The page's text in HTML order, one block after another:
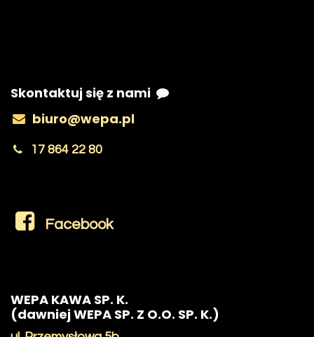
Skontaktuj się z nami
biuro@wepa.pl
17 864 22 80
Facebook
WEPA KAWA SP. K.
(dawniej WEPA SP. Z O.O. SP. K.)